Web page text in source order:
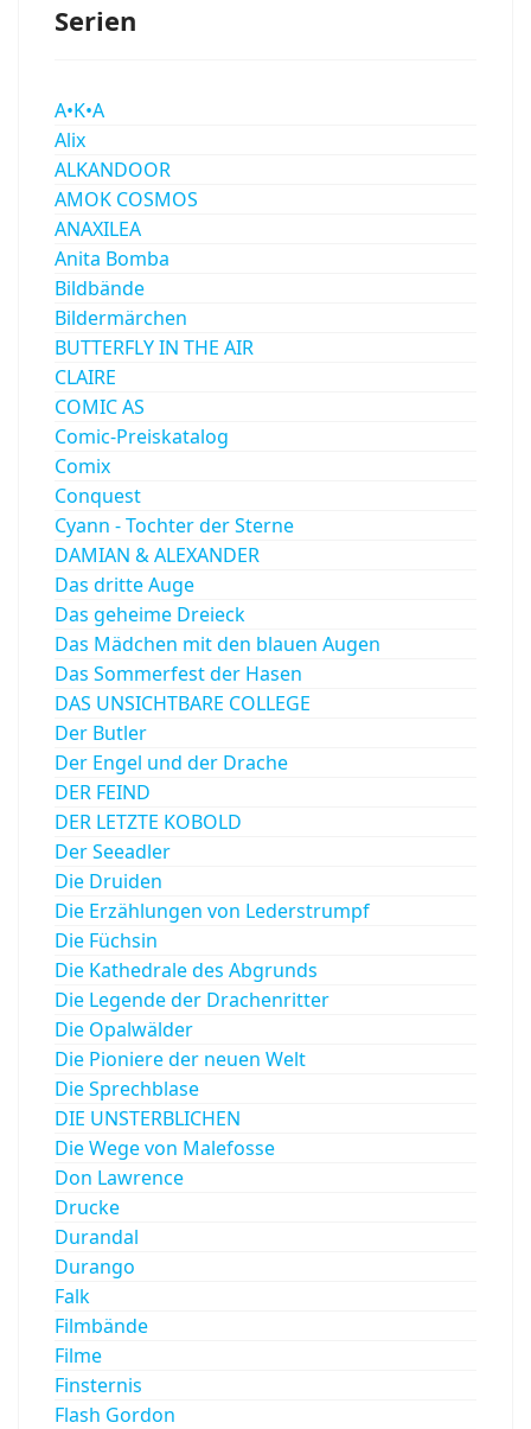
Serien
A•K•A
Alix
ALKANDOOR
AMOK COSMOS
ANAXILEA
Anita Bomba
Bildbände
Bildermärchen
BUTTERFLY IN THE AIR
CLAIRE
COMIC AS
Comic-Preiskatalog
Comix
Conquest
Cyann - Tochter der Sterne
DAMIAN & ALEXANDER
Das dritte Auge
Das geheime Dreieck
Das Mädchen mit den blauen Augen
Das Sommerfest der Hasen
DAS UNSICHTBARE COLLEGE
Der Butler
Der Engel und der Drache
DER FEIND
DER LETZTE KOBOLD
Der Seeadler
Die Druiden
Die Erzählungen von Lederstrumpf
Die Füchsin
Die Kathedrale des Abgrunds
Die Legende der Drachenritter
Die Opalwälder
Die Pioniere der neuen Welt
Die Sprechblase
DIE UNSTERBLICHEN
Die Wege von Malefosse
Don Lawrence
Drucke
Durandal
Durango
Falk
Filmbände
Filme
Finsternis
Flash Gordon